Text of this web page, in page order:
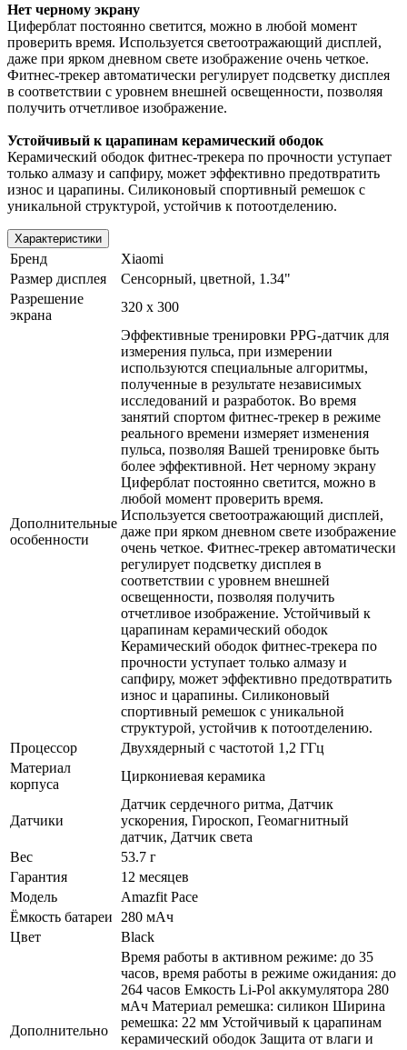
Нет черному экрану
Циферблат постоянно светится, можно в любой момент
проверить время. Используется светоотражающий дисплей,
даже при ярком дневном свете изображение очень четкое.
Фитнес-трекер автоматически регулирует подсветку дисплея
в соответствии с уровнем внешней освещенности, позволяя
получить отчетливое изображение.
Устойчивый к царапинам керамический ободок
Керамический ободок фитнес-трекера по прочности уступает
только алмазу и сапфиру, может эффективно предотвратить
износ и царапины. Силиконовый спортивный ремешок с
уникальной структурой, устойчив к потоотделению.
Характеристики
Бренд
Xiaomi
Размер дисплея
Сенсорный, цветной, 1.34"
Разрешение
экрана
320 х 300
Дополнительные
особенности
Эффективные тренировки PPG-датчик для
измерения пульса, при измерении
используются специальные алгоритмы,
полученные в результате независимых
исследований и разработок. Во время
занятий спортом фитнес-трекер в режиме
реального времени измеряет изменения
пульса, позволяя Вашей тренировке быть
более эффективной. Нет черному экрану
Циферблат постоянно светится, можно в
любой момент проверить время.
Используется светоотражающий дисплей,
даже при ярком дневном свете изображение
очень четкое. Фитнес-трекер автоматически
регулирует подсветку дисплея в
соответствии с уровнем внешней
освещенности, позволяя получить
отчетливое изображение. Устойчивый к
царапинам керамический ободок
Керамический ободок фитнес-трекера по
прочности уступает только алмазу и
сапфиру, может эффективно предотвратить
износ и царапины. Силиконовый
спортивный ремешок с уникальной
структурой, устойчив к потоотделению.
Процессор
Двухядерный с частотой 1,2 ГГц
Материал
корпуса
Циркониевая керамика
Датчики
Датчик сердечного ритма, Датчик
ускорения, Гироскоп, Геомагнитный
датчик, Датчик света
Вес
53.7 г
Гарантия
12 месяцев
Модель
Amazfit Pace
Ёмкость батареи
280 мАч
Цвет
Black
Дополнительно
Время работы в активном режиме: до 35
часов, время работы в режиме ожидания: до
264 часов Емкость Li-Pol аккумулятора 280
мАч Материал ремешка: силикон Ширина
ремешка: 22 мм Устойчивый к царапинам
керамический ободок Защита от влаги и